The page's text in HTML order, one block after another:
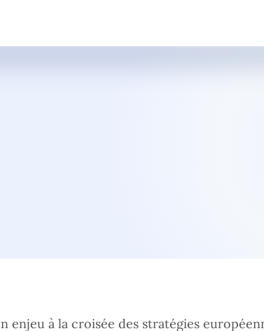
enjeu à la croisée des stratégies